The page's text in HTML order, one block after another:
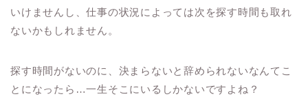
いけませんし、仕事の状況によっては次を探す時間も取れ
ないかもしれません。
探す時間がないのに、決まらないと辞められないなんてこ
とになったら …一生そこにいるしかないですよね？